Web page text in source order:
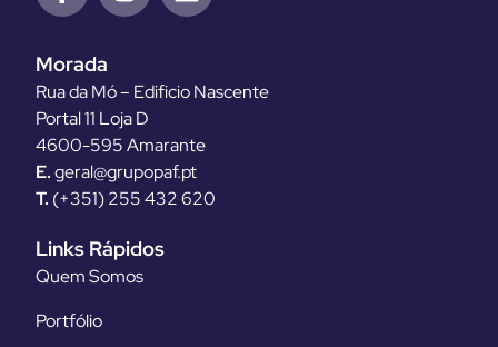
Morada
Rua da Mó – Edificio Nascente
Portal 11 Loja D
4600-595 Amarante
E.geral@grupopaf.pt
T. (+351) 255 432 620
Links Rápidos
Quem Somos
Portfólio